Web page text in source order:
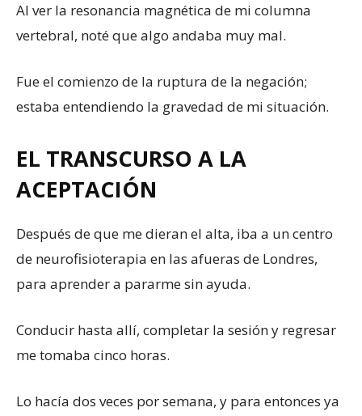
Al ver la resonancia magnética de mi columna
vertebral, noté que algo andaba muy mal.
Fue el comienzo de la ruptura de la negación;
estaba entendiendo la gravedad de mi situación.
EL TRANSCURSO A LA
ACEPTACIÓN
Después de que me dieran el alta, iba a un centro
de neurofisioterapia en las afueras de Londres,
para aprender a pararme sin ayuda.
Conducir hasta allí, completar la sesión y regresar
me tomaba cinco horas.
Lo hacía dos veces por semana, y para entonces ya